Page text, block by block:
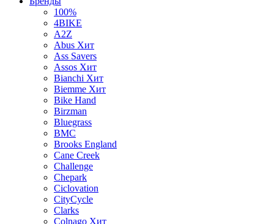
100%
4BIKE
A2Z
Abus Хит
Ass Savers
Assos Хит
Bianchi Хит
Biemme Хит
Bike Hand
Birzman
Bluegrass
BMC
Brooks England
Cane Creek
Challenge
Chepark
Ciclovation
CityCycle
Clarks
Colnago Хит